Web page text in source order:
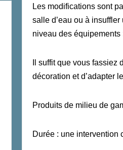
Les modifications sont
salle d’eau ou à insuffler
niveau des équipements
Il suffit que vous
décoration et d’adapter
Produits de milieu de
Durée : une intervention